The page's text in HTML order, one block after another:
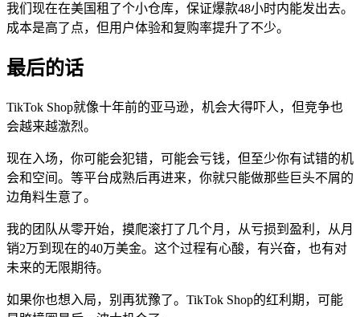
我们现在在美国租了个小仓库，保证爆款48小时内能发出去。
成本是高了点，但用户体验和复购率提升了不少。
最后的话
TikTok Shop就像十年前的亚马逊，机会大得吓人，但竞争也
会越来越激烈。
现在入场，你可能会犯错，可能会亏钱，但至少你有试错的机
会和空间。等平台成熟后再进来，你就只能做那些巨头不屑的
边角料生意了。
我的团队从零开始，摸爬滚打了几个月，从亏损到盈利，从月
销2万到现在的40万美金。这个过程有心酸，有兴奋，也有对
未来的无限期待。
如果你也想入局，别再犹豫了。TikTok Shop的红利期，可能